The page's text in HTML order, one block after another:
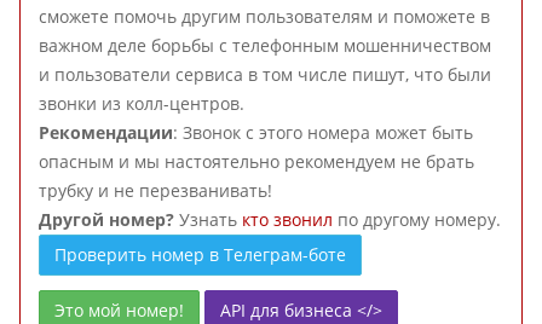
сможете помочь другим пользователям и поможете в
важном деле борьбы с телефонным мошенничеством
и пользователи сервиса в том числе пишут, что были
звонки из колл-центров.
Рекомендации: Звонок с этого номера может быть
опасным и мы настоятельно рекомендуем не брать
трубку и не перезванивать!
Другой номер? Узнать кто звонил по другому номеру.
Проверить номер в Телеграм-боте
Это мой номер! API для бизнеса </>